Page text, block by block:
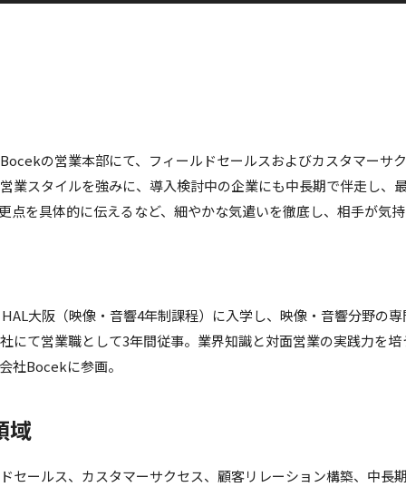
の営業本部にて、フィールドセールスおよびカスタマーサ
業スタイルを強みに、導入検討中の企業にも中長期で伴走し、
点を具体的に伝えるなど、細やかな気遣いを徹底し、相手が気
大阪（映像・音響4年制課程）に入学し、映像・音響分野の
にて営業職として3年間従事。業界知識と対面営業の実践力を
社Bocekに参画。
域
セールス、カスタマーサクセス、顧客リレーション構築、中長